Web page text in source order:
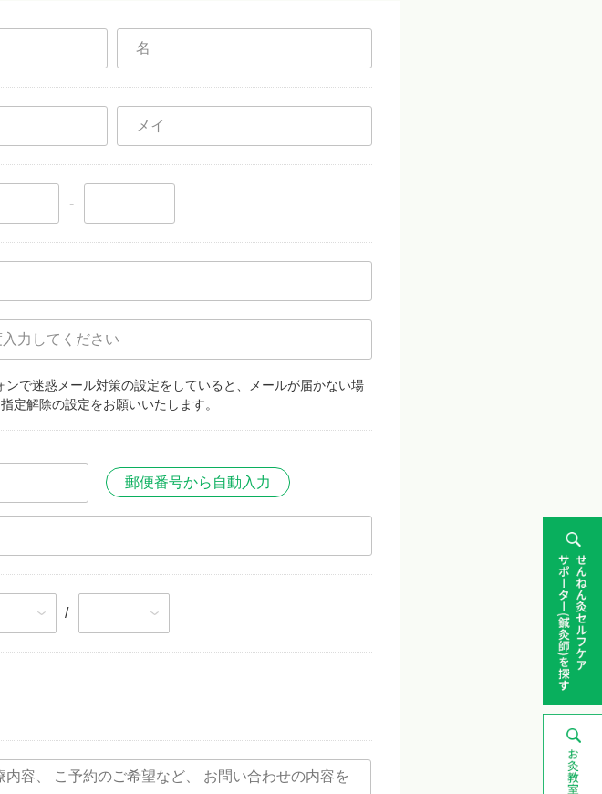
-
で迷惑メール対策の設定をしていると、メールが届かない場
定解除の設定をお願いいたします。
郵便番号から自動入力
/